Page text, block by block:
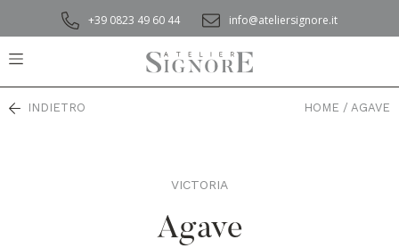
+39 0823 49 60 44 info@ateliersignore.it
INDIETRO HOME / AGAVE
,
VICTORIA
Agave